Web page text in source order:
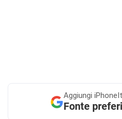
Aggiungi
Fonte